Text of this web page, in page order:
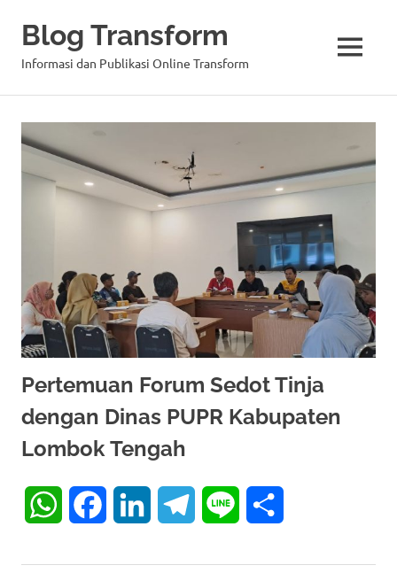
content
Blog Transform
Informasi dan Publikasi Online Transform MENU
Pertemuan Forum Sedot Tinja
dengan Dinas PUPR Kabupaten
Lombok Tengah
WhatsAppFacebookLinkedIn TelegramLine